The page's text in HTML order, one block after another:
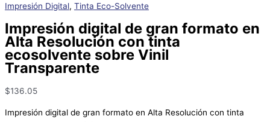
Impresión Digital, Tinta Eco-Solvente
Impresión digital de gran formato en
Alta Resolución con tinta
ecosolvente sobre Vinil
Transparente
$136.05
Impresión digital de gran formato en Alta Resolución con tinta